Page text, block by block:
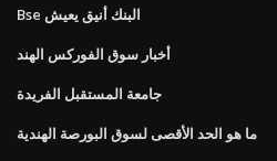
Bse البنك أنيق يعيش
أخبار سوق الفوركس الهند
جامعة المستقبل الفريدة
ما هو الحد الأقصى لسوق البورصة الهندية